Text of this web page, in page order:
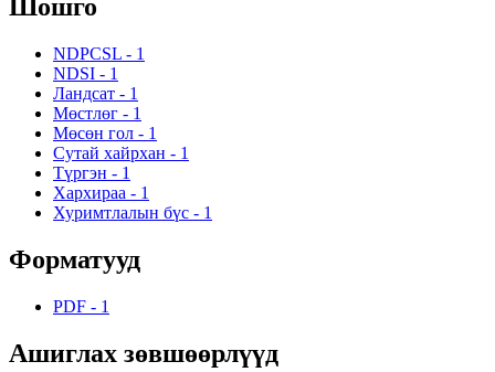
Шошго
NDPCSL - 1
NDSI - 1
Ландсат - 1
Мөстлөг - 1
Мөсөн гол - 1
Сутай хайрхан - 1
Түргэн - 1
Хархираа - 1
Хуримтлалын бүс - 1
Форматууд
PDF - 1
Ашиглах зөвшөөрлүүд